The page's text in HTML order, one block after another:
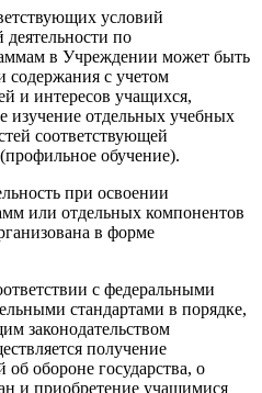
условий
деятельности по
в Учреждении может быть
содержания с учетом
и интересов учащихся,
изучение отдельных учебных
соответствующей
обучение).
при освоении
или отдельных компонентов
в форме
с федеральными
стандартами в порядке,
законодательством
получение
обороне государства, о
и приобретение учащимися